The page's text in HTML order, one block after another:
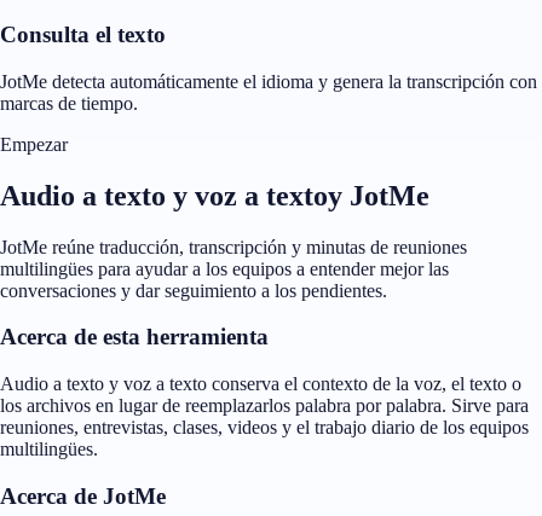
Consulta el texto
JotMe detecta automáticamente el idioma y genera la transcripción con
marcas de tiempo.
Empezar
Audio a texto y voz a textoy JotMe
JotMe reúne traducción, transcripción y minutas de reuniones
multilingües para ayudar a los equipos a entender mejor las
conversaciones y dar seguimiento a los pendientes.
Acerca de esta herramienta
Audio a texto y voz a texto conserva el contexto de la voz, el texto o
los archivos en lugar de reemplazarlos palabra por palabra. Sirve para
reuniones, entrevistas, clases, videos y el trabajo diario de los equipos
multilingües.
Acerca de JotMe